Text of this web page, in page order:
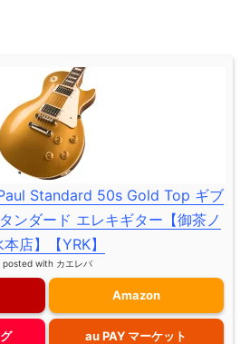
Standard 50s Gold Top ギブ
ンダード エレキギター【御茶ノ
本店】【YRK】
posted with カエレバ
Amazon
au PAY マーケット